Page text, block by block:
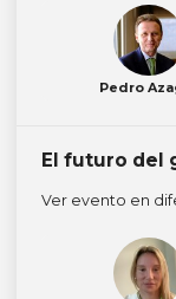
Pedro
El futuro del
Ver evento en